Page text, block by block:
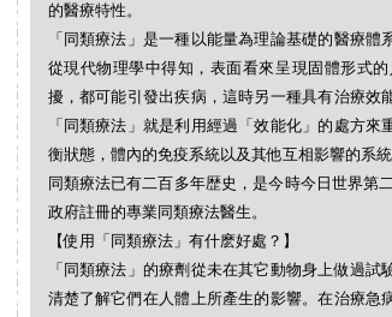
的醫療特性。
「同類療法」是一種以能量為理論基礎的醫療
從現代物理學中得知，表面看來呈現固體形式
擾，都可能引發出疾病，這時另一種具有治療
「同類療法」就是利用經過「效能化」的處方
衡狀態，體內的免疫系統以及其他互相影響的系
同類療法已有二百多年歴史，是今時今日世界第
政府註冊的專業同類療法醫生。
【使用「同類療法」有什麽好處？】
「同類療法」的療劑從未在其它動物身上做過
清楚了解它們在人體上所產生的影響。在治療